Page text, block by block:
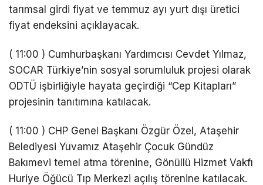
tarımsal girdi fiyat ve temmuz ayı yurt dışı üretici
fiyat endeksini açıklayacak.
( 11:00 ) Cumhurbaşkanı Yardımcısı Cevdet Yılmaz,
SOCAR Türkiye’nin sosyal sorumluluk projesi olarak
ODTÜ işbirliğiyle hayata geçirdiği “Cep Kitapları”
projesinin tanıtımına katılacak.
( 11:00 ) CHP Genel Başkanı Özgür Özel, Ataşehir
Belediyesi Yuvamız Ataşehir Çocuk Gündüz
Bakımevi temel atma törenine, Gönüllü Hizmet Vakfı
Huriye Öğücü Tıp Merkezi açılış törenine katılacak.